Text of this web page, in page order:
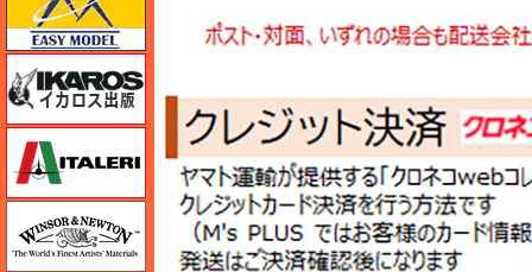
イタレリ
ウインザー＆ニュートン